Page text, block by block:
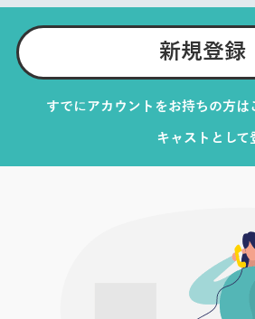
新規登録
すでにアカウントをお持ちの方は
キャストとして